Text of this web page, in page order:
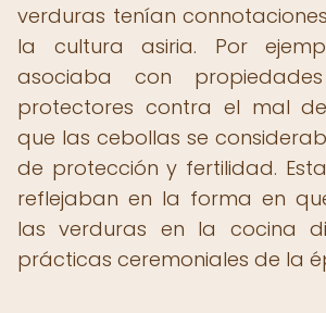
verduras tenían
la cultura asiria. Por
asociaba con
protectores contra el mal
que las cebollas se
de protección y fertilidad.
reflejaban en la forma en
las verduras en la cocina
prácticas ceremoniales de la